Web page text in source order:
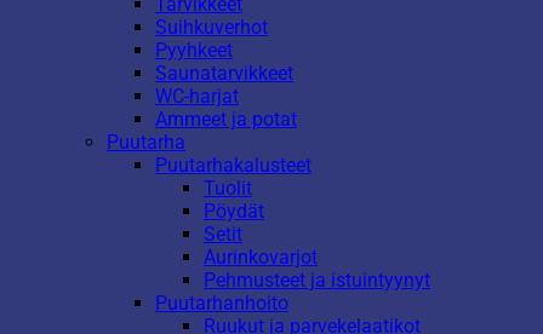
Suihkuverhot
Pyyhkeet
Saunatarvikkeet
WC-harjat
Ammeet ja potat
Puutarha
Puutarhakalusteet
Tuolit
Pöydät
Setit
Aurinkovarjot
Pehmusteet ja istuintyynyt
Puutarhanhoito
Ruukut ja parvekelaatikot